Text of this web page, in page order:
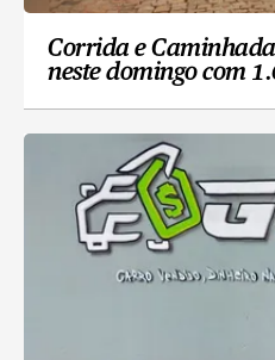
Corrida e
neste domingo com